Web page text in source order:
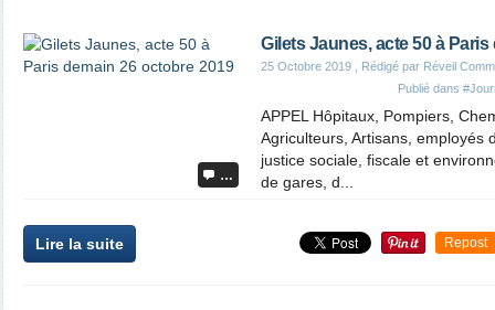
…
Gilets Jaunes, acte 50 à
25 Octobre 2019 , Rédigé par Réveil
Publié dans
APPEL Hôpitaux, Pompiers,
Agriculteurs, Artisans, employés
justice sociale, fiscale et
de gares, d...
Lire la suite Repost